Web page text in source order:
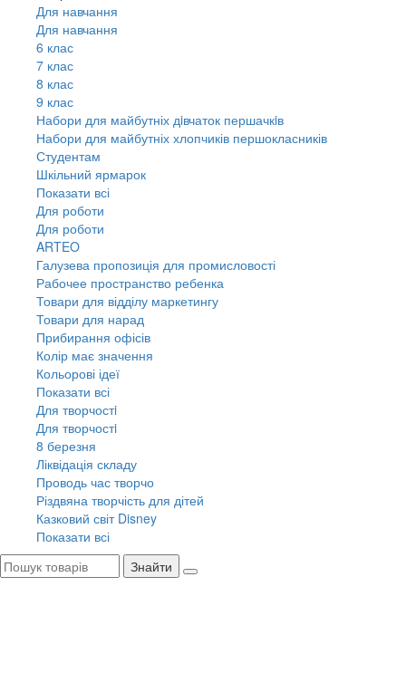
Для навчання
Для навчання
6 клас
7 клас
8 клас
9 клас
Набори для майбутніх дiвчаток першачкiв
Набори для майбутніх хлопчиків першокласників
Студентам
Шкільний ярмарок
Показати всі
Для роботи
Для роботи
ARTEO
Галузева пропозиція для промисловості
Рабочее пространство ребенка
Товари для відділу маркетингу
Товари для нарад
Прибирання офісів
Колір має значення
Кольорові ідеї
Показати всі
Для творчостi
Для творчостi
8 березня
Ліквідація складу
Проводь час творчо
Різдвяна творчість для дітей
Казковий світ Disney
Показати всі
Знайти